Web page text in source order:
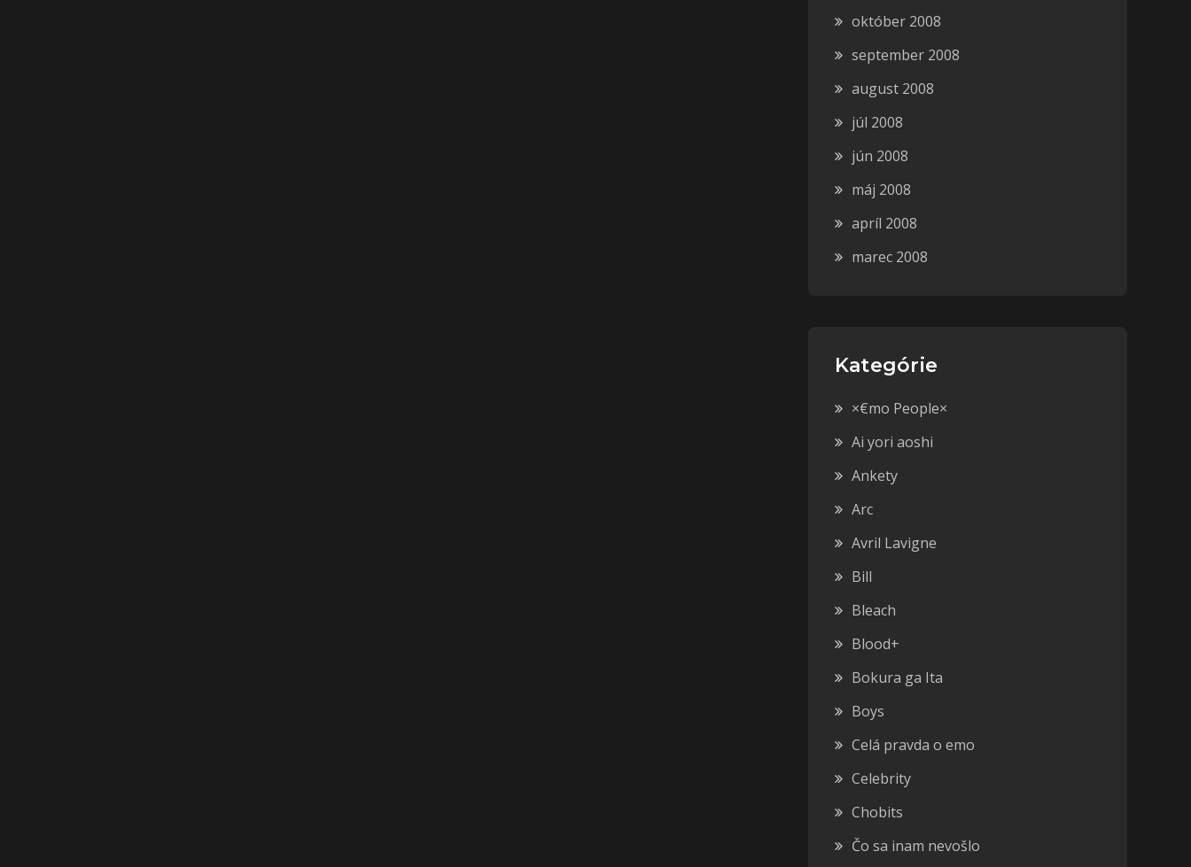
október 2008
september 2008
august 2008
júl 2008
jún 2008
máj 2008
apríl 2008
marec 2008
Kategórie
×€mo People×
Ai yori aoshi
Ankety
Arc
Avril Lavigne
Bill
Bleach
Blood+
Bokura ga Ita
Boys
Celá pravda o emo
Celebrity
Chobits
Čo sa inam nevošlo